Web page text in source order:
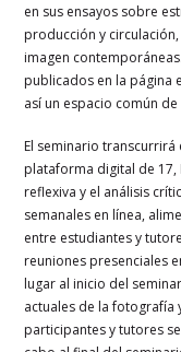
en sus ensayos sobre
producción y
imagen
publicados en la página
así un espacio común
El seminario
plataforma digital de 17,
reflexiva y el análisis
semanales en línea,
entre estudiantes y
reuniones presenciales
lugar al inicio del
actuales de la fotografía
participantes y tutores